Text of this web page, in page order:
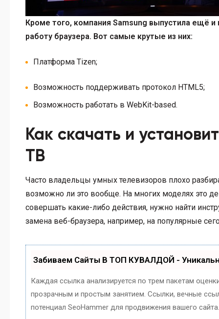
Кроме того, компания Samsung выпустила ещё
работу браузера. Вот самые крутые из них:
Платформа Tizen;
Возможность поддерживать протокол HTML5;
Возможность работать в WebKit-based.
Как скачать и
ТВ
Часто владельцы умных телевизоров плохо
возможно ли это вообще. На многих моделях это
совершать какие-либо действия, нужно найти
замена веб-браузера, например, на популярные
Забиваем Сайты В ТОП КУВАЛДОЙ -
Каждая ссылка анализируется по трем пакетам
прозрачным и простым занятием. Ссылки, вечные
потенциал SeoHammer для продвижения вашего сайта.